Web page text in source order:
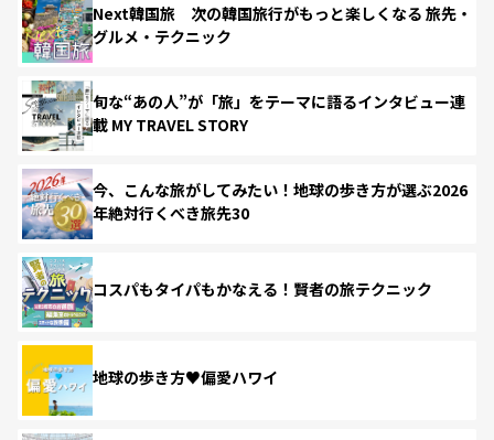
Next韓国旅 次の韓国旅行がもっと楽しくなる 旅先・
グルメ・テクニック
旬な“あの人”が「旅」をテーマに語るインタビュー連
載 MY TRAVEL STORY
今、こんな旅がしてみたい！地球の歩き方が選ぶ2026
年絶対行くべき旅先30
コスパもタイパもかなえる！賢者の旅テクニック
地球の歩き方♥偏愛ハワイ